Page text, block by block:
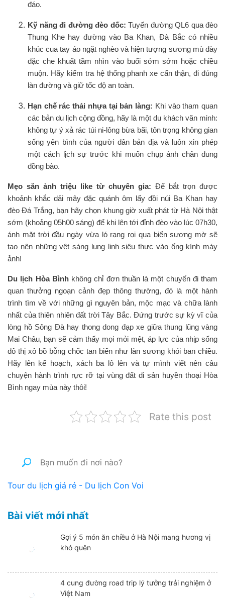
đáo.
Kỹ năng đi đường đèo dốc: Tuyến đường QL6 qua đèo
Thung Khe hay đường vào Ba Khan, Đà Bắc có nhiều
khúc cua tay áo ngặt nghèo và hiện tượng sương mù dày
đặc che khuất tầm nhìn vào buổi sớm sớm hoặc chiều
muộn. Hãy kiểm tra hệ thống phanh xe cẩn thận, đi đúng
làn đường và giữ tốc độ an toàn.
Hạn chế rác thải nhựa tại bản làng: Khi vào tham quan
các bản du lịch cộng đồng, hãy là một du khách văn minh:
không tự ý xả rác túi ni-lông bừa bãi, tôn trọng không gian
sống yên bình của người dân bản địa và luôn xin phép
một cách lịch sự trước khi muốn chụp ảnh chân dung
đồng bào.
Mẹo săn ảnh triệu like từ chuyên gia: Để bắt trọn được
khoảnh khắc dải mây đặc quánh ôm lấy đồi núi Ba Khan hay
đèo Đá Trắng, bạn hãy chọn khung giờ xuất phát từ Hà Nội thật
sớm (khoảng 05h00 sáng) để khi lên tới đỉnh đèo vào lúc 07h30,
ánh mặt trời đầu ngày vừa ló rạng rọi qua biển sương mờ sẽ
tạo nên những vệt sáng lung linh siêu thực vào ống kính máy
ảnh!
Du lịch Hòa Bìnhkhông chỉ đơn thuần là một chuyến đi tham
quan thưởng ngoạn cảnh đẹp thông thường, đó là một hành
trình tìm về với những gì nguyên bản, mộc mạc và chữa lành
nhất của thiên nhiên đất trời Tây Bắc. Đứng trước sự kỳ vĩ của
lòng hồ Sông Đà hay thong dong đạp xe giữa thung lũng vàng
Mai Châu, bạn sẽ cảm thấy mọi mỏi mệt, áp lực của nhịp sống
đô thị xô bồ bỗng chốc tan biến như làn sương khói ban chiều.
Hãy lên kế hoạch, xách ba lô lên và tự mình viết nên câu
chuyện hành trình rực rỡ tại vùng đất di sản huyền thoại Hòa
Bình ngay mùa này thôi!
Rate this post
Tour du lịch giá rẻ - Du lịch Con Voi
Bài viết mới nhất
Gợi ý 5 món ăn chiều ở Hà Nội mang hương vị
khó quên
4 cung đường road trip lý tưởng trải nghiệm ở
Việt Nam